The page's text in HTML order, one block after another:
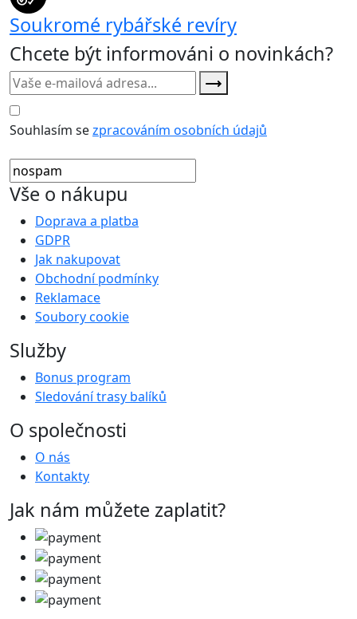
Soukromé rybářské revíry
Chcete být informováni o novinkách?
Souhlasím sezpracováním osobních údajů
Vše o nákupu
Doprava a platba
GDPR
Jak nakupovat
Obchodní podmínky
Reklamace
Soubory cookie
Služby
Bonus program
Sledování trasy balíků
O společnosti
O nás
Kontakty
Jak nám můžete zaplatit?